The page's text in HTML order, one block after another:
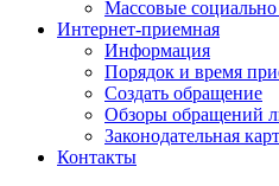
Массовые
Интернет-приемная
Информация
Порядок и время
Создать обращение
Обзоры обращений
Законодательная
Контакты